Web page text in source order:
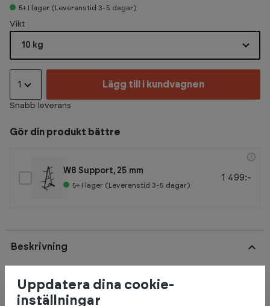
5+ I lager (Leveranstid 3-5 dagar)
Select
Vikt
10 kg
1 Lägg till i kundvagnen
Snabb leverans
Gör din produkt bättre
W8 Support, 25 mm
5+ I lager (Leveranstid 3-5 dagar)
1 499:-
Beskrivning
Behöver du viktskivor för dina skivstänger eller
träningsmaskiner? Våra viktskivor i järn med 25mm hål finns i
Uppdatera dina cookie-
inställningar